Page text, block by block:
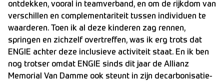
ontdekken, vooral in teamverband, en om de rijkdom van
verschillen en complementariteit tussen individuen te
waarderen. Toen ik al deze kinderen zag rennen,
springen en zichzelf overtreffen, was ik erg trots dat
ENGIE achter deze inclusieve activiteit staat. En ik ben
nog trotser omdat ENGIE sinds dit jaar de Allianz
Memorial Van Damme ook steunt in zijn decarbonisatie-